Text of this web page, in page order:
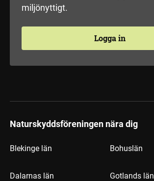
miljönyttigt.
Logga in
Naturskyddsföreningen nära dig
Blekinge län Bohuslän
Dalarnas län Gotlands län